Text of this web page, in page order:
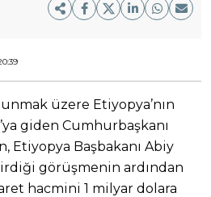
üzere Etiyopya’nın
giden Cumhurbaşkanı
Etiyopya Başbakanı Abiy
görüşmenin ardından
hacmini 1 milyar dolara